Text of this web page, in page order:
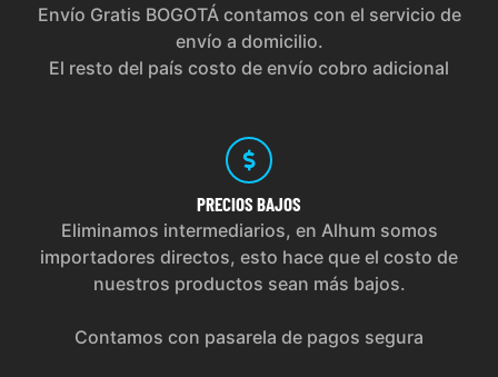
Envío Gratis BOGOTÁ contamos con el servicio de
envío a domicilio.
El resto del país costo de envío cobro adicional
PRECIOS BAJOS
Eliminamos intermediarios, en Alhum somos
importadores directos, esto hace que el costo de
nuestros productos sean más bajos.
Contamos con pasarela de pagos segura